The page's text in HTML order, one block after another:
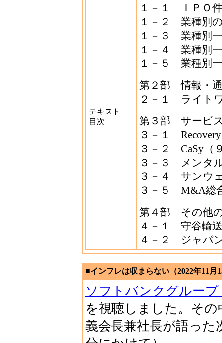
テキスト
目次
１－１ ＩＰＯ
１－２ 業種別
１－３ 業種別
１－４ 業種別
１－５ 業種別
第２部 情報・
２－１ ライト
第３部 サービ
３－１
３－２ CaSy（
３－３ メンタ
３－４ サンウ
３－５ M&A総
第４部 その他
４－１ 守谷輸
４－２ ジャパ
■インフレは収まらない（2022年11月
ソフトバンクグルー
を視聴しました。そ
義会長兼社長が語った